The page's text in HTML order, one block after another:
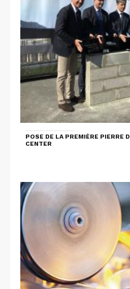
POSE DE LA PREMIÈRE PIERRE
CENTER